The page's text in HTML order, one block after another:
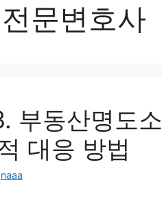
문변호사
부동산명도
대응 방법